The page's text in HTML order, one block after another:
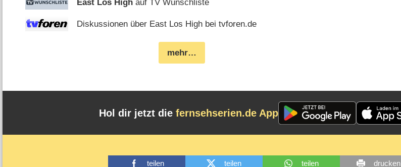
East Los High auf TV Wunschliste
Diskussionen über East Los High bei tvforen.de
mehr…
Hol dir jetzt die fernsehserien.de App
teilen teilen teilen drucken